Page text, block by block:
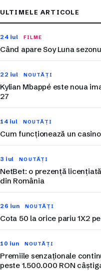
ULTIMELE ARTICOLE
24 iul FILME
Când apare Soy Luna
22 iul NOUTĂȚI
Kylian Mbappé este noua
27
14 iul NOUTĂȚI
Cum funcționează un
3 iul NOUTĂȚI
NetBet: o prezență
din România
26 iun NOUTĂȚI
Cota 50 la orice pariu 1X2
10 iun NOUTĂȚI
Premiile senzaționale
peste 1.500.000 RON